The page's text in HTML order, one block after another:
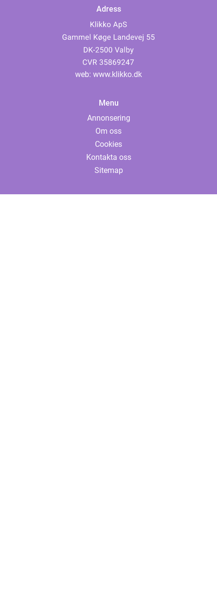
Adress
web: www.klikko.dk
Menu
Annonsering
Om oss
Cookies
Kontakta oss
Sitemap